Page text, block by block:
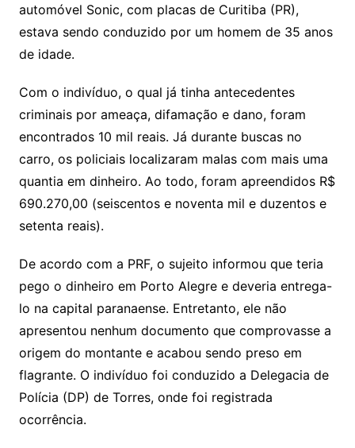
automóvel Sonic, com placas de Curitiba (PR),
estava sendo conduzido por um homem de 35 anos
de idade.
Com o indivíduo, o qual já tinha antecedentes
criminais por ameaça, difamação e dano, foram
encontrados 10 mil reais. Já durante buscas no
carro, os policiais localizaram malas com mais uma
quantia em dinheiro. Ao todo, foram apreendidos R$
690.270,00 (seiscentos e noventa mil e duzentos e
setenta reais).
De acordo com a PRF, o sujeito informou que teria
pego o dinheiro em Porto Alegre e deveria entrega-
lo na capital paranaense. Entretanto, ele não
apresentou nenhum documento que comprovasse a
origem do montante e acabou sendo preso em
flagrante. O indivíduo foi conduzido a Delegacia de
Polícia (DP) de Torres, onde foi registrada
ocorrência.